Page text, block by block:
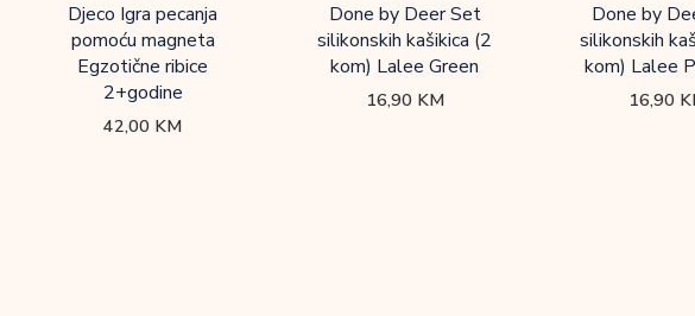
Djeco Igra pecanja
pomoću magneta
Egzotične ribice
2+godine
42,00 KM
Done by Deer Set
silikonskih kašikica (2
kom) Lalee Green
16,90 KM
Done by
silikonskih
kom) Lalee
16,90